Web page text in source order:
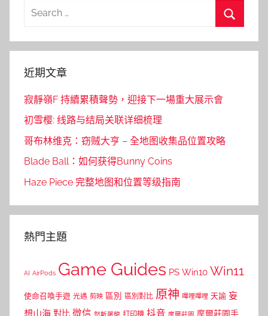
Search
近期文章
寂靜嶺F 持續累積聲勢，迎接下一場重大展示會
初雪樱: 线路与结局关联详细梳理
哥布林维克：窃贼大亨 – 全地图收集品位置攻略
Blade Ball：如何获得Bunny Coins
Haze Piece 完整地图和位置等级指南
熱門主題
AI AirPods Game Guides PS Win10 Win11
使命召喚手遊 光遇 剪映 區別 區別對比 原神 嗶哩嗶哩 天諭 妄
想山海 對比 微信 怒斬屠龍 打印機 抖音 摩爾莊園 摩爾莊園手